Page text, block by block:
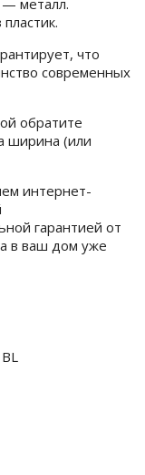
— металл.
что
современных
обратите
ширина (или
интернет-
гарантией от
в ваш дом уже